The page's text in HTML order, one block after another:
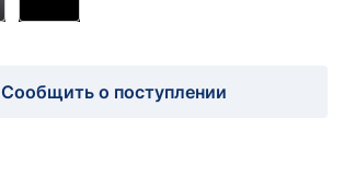
Сообщить о поступлении